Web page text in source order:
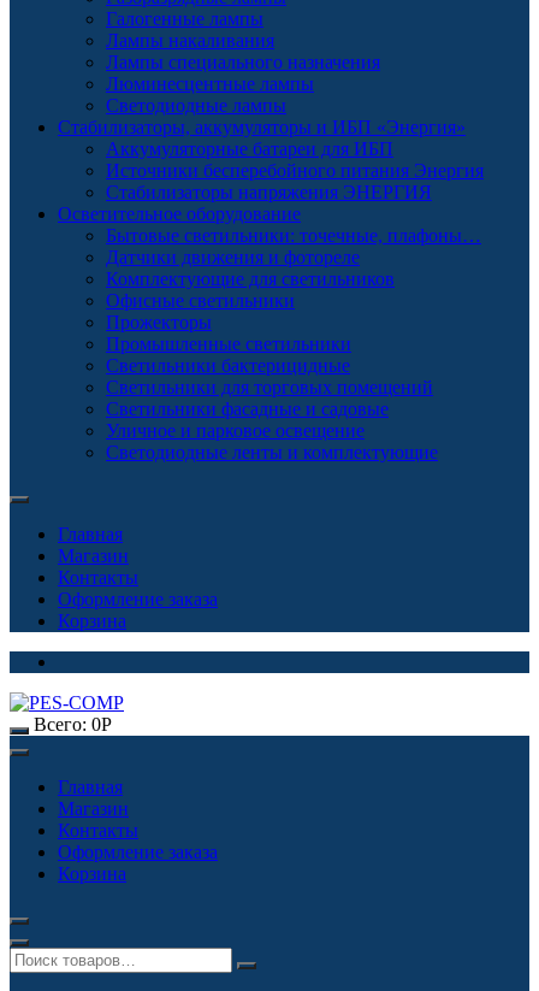
Галогенные лампы
Лампы накаливания
Лампы специального назначения
Люминесцентные лампы
Светодиодные лампы
Стабилизаторы, аккумуляторы и ИБП «Энергия»
Аккумуляторные батареи для ИБП
Источники бесперебойного питания Энергия
Стабилизаторы напряжения ЭНЕРГИЯ
Осветительное оборудование
Бытовые светильники: точечные, плафоны…
Датчики движения и фотореле
Комплектующие для светильников
Офисные светильники
Прожекторы
Промышленные светильники
Светильники бактерицидные
Светильники для торговых помещений
Светильники фасадные и садовые
Уличное и парковое освещение
Светодиодные ленты и комплектующие
Главная
Магазин
Контакты
Оформление заказа
Корзина
Всего: 0Р
Главная
Магазин
Контакты
Оформление заказа
Корзина